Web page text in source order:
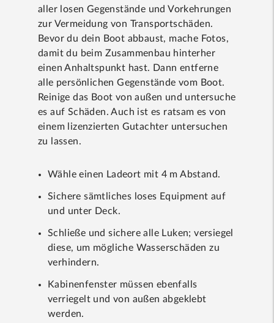
aller losen Gegenstände und Vorkehrungen
zur Vermeidung von Transportschäden.
Bevor du dein Boot abbaust, mache Fotos,
damit du beim Zusammenbau hinterher
einen Anhaltspunkt hast. Dann entferne
alle persönlichen Gegenstände vom Boot.
Reinige das Boot von außen und untersuche
es auf Schäden. Auch ist es ratsam es von
einem lizenzierten Gutachter untersuchen
zu lassen.
Wähle einen Ladeort mit 4 m Abstand.
Sichere sämtliches loses Equipment auf
und unter Deck.
Schließe und sichere alle Luken; versiegel
diese, um mögliche Wasserschäden zu
verhindern.
Kabinenfenster müssen ebenfalls
verriegelt und von außen abgeklebt
werden.